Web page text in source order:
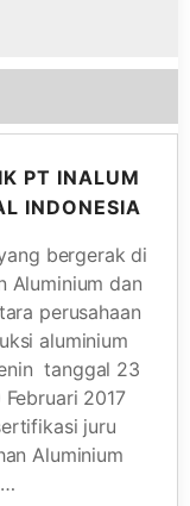
PT INALUM
INDONESIA
bergerak di
Aluminium dan
perusahaan
aluminium
tanggal 23
2017
juru
Aluminium